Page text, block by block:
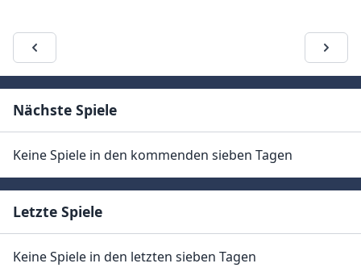
Nächste Spiele
Keine Spiele in den kommenden sieben Tagen
Letzte Spiele
Keine Spiele in den letzten sieben Tagen